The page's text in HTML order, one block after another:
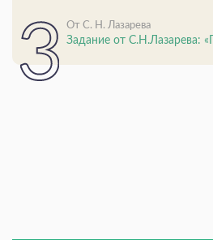
От С. Н. Лазарева
Задание от С.Н.Лазарева: